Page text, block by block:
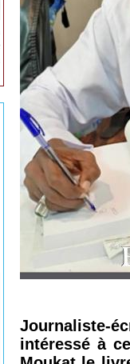
Journaliste-
intéressé à